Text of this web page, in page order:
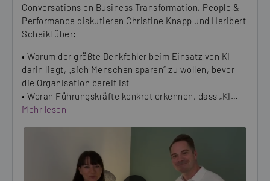
Conversations on Business Transformation, People &
Performance diskutieren Christine Knapp und Heribert
Scheikl über:
• Warum der größte Denkfehler beim Einsatz von KI
darin liegt, „sich Menschen sparen“ zu wollen, bevor
die Organisation bereit ist
• Woran Führungskräfte konkret erkennen, dass „KI…
Mehr lesen